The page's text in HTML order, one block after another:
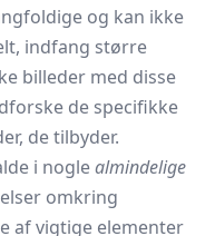
og kan ikke
indfang større
billeder med disse
de specifikke
de tilbyder.
i noglealmindelige
omkring
af vigtige elementer